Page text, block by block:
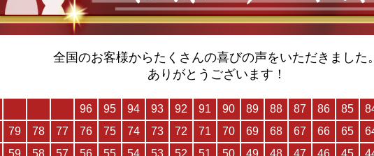
全国のお客様からたくさんの喜びの声をいただきました。
ありがとうございます！